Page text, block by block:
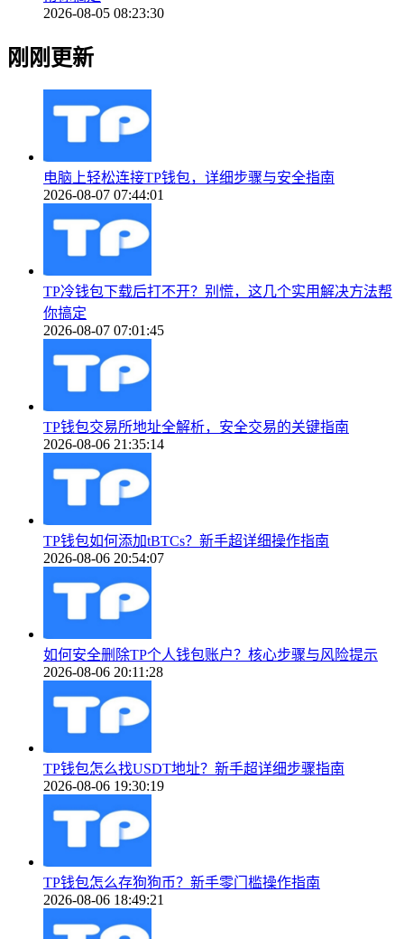
2026-08-05 08:23:30
刚刚更新
电脑上轻松连接TP钱包，详细步骤与安全指南
2026-08-07 07:44:01
TP冷钱包下载后打不开？别慌，这几个实用解决方法帮
你搞定
2026-08-07 07:01:45
TP钱包交易所地址全解析，安全交易的关键指南
2026-08-06 21:35:14
TP钱包如何添加tBTCs？新手超详细操作指南
2026-08-06 20:54:07
如何安全删除TP个人钱包账户？核心步骤与风险提示
2026-08-06 20:11:28
TP钱包怎么找USDT地址？新手超详细步骤指南
2026-08-06 19:30:19
TP钱包怎么存狗狗币？新手零门槛操作指南
2026-08-06 18:49:21